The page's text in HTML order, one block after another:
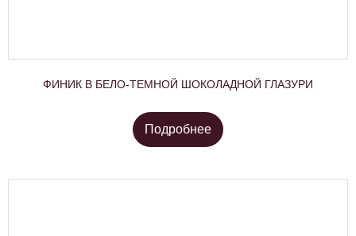
ФИНИК В БЕЛО-ТЕМНОЙ ШОКОЛАДНОЙ ГЛАЗУРИ
Подробнее